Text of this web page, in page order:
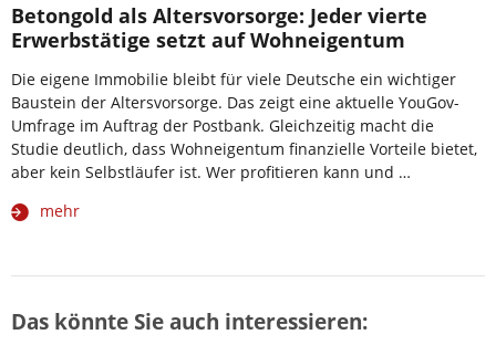
Betongold als Altersvorsorge: Jeder vierte
Erwerbstätige setzt auf Wohneigentum
Die eigene Immobilie bleibt für viele Deutsche ein wichtiger
Baustein der Altersvorsorge. Das zeigt eine aktuelle YouGov-
Umfrage im Auftrag der Postbank. Gleichzeitig macht die
Studie deutlich, dass Wohneigentum finanzielle Vorteile bietet,
aber kein Selbstläufer ist. Wer profitieren kann und …
mehr
Das könnte Sie auch interessieren: